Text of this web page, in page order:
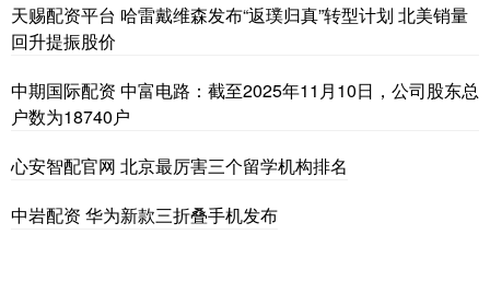
天赐配资平台 哈雷戴维森发布“返璞归真”转型计划 北美销量
回升提振股价
中期国际配资 中富电路：截至2025年11月10日，公司股东总
户数为18740户
心安智配官网 北京最厉害三个留学机构排名
中岩配资 华为新款三折叠手机发布